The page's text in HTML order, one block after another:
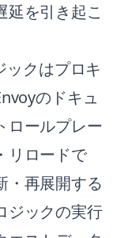
延を引き起こ
ックはプロキ
のドキュ
ロールプレー
リロードで
・再展開する
ジックの実行